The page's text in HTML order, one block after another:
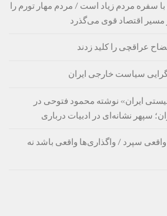
سفره مردم زیاد است / مردم مهار تورم را
مسیر اقتصاد قوی می‌گذرد
عراقچی را کلید زدند
سیاست خارجی ایران
ایران» نوشته محمود فتوحی در
سپهر نشانه‌ای در ادبیات درباری
واقعی سپرد / واگذاری‌ها واقعی باشد نه